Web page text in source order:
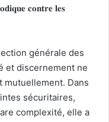
𝐜𝐨𝐧𝐭𝐫𝐞 𝐥𝐞𝐬
générale des
et discernement ne
mutuellement. Dans
sécuritaires,
complexité, elle a